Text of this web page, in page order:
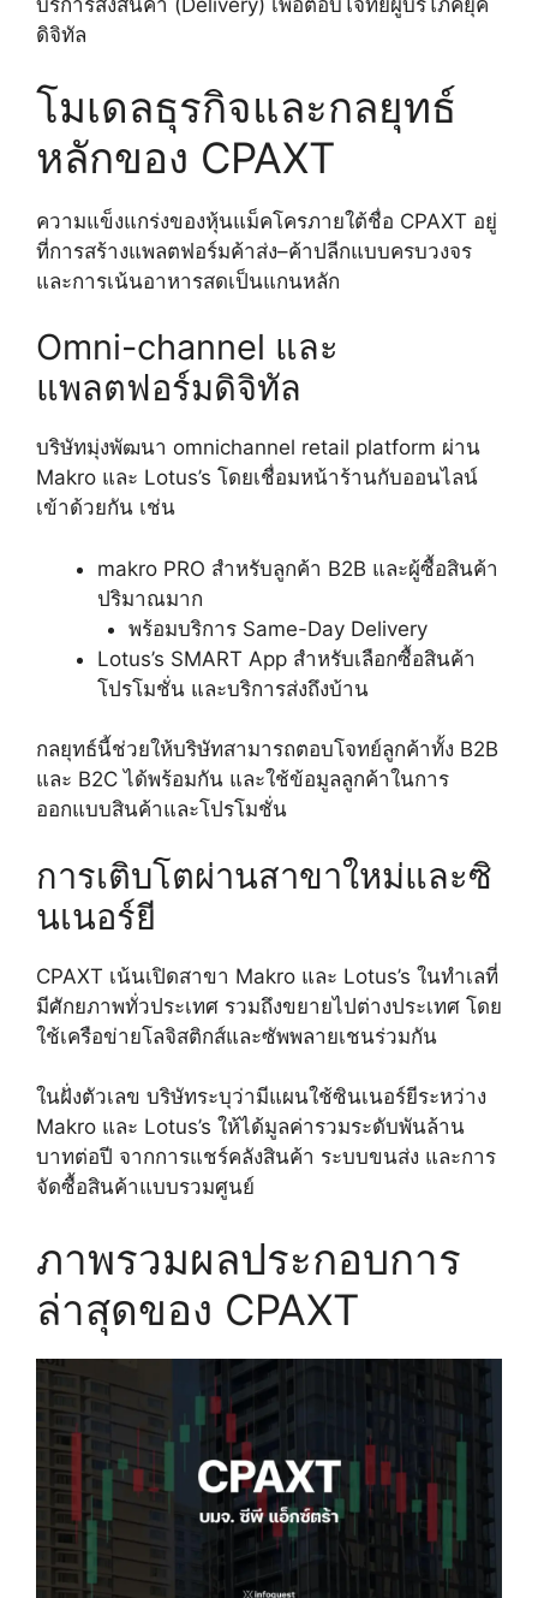
บริการส่งสินค้า (Delivery) เพื่อตอบโจทย์ผู้บริโภคยุค
ดิจิทัล
โมเดลธุรกิจและกลยุทธ์
หลักของ CPAXT
ความแข็งแกร่งของหุ้นแม็คโครภายใต้ชื่อ CPAXT อยู่
ที่การสร้างแพลตฟอร์มค้าส่ง–ค้าปลีกแบบครบวงจร
และการเน้นอาหารสดเป็นแกนหลัก
Omni-channel และ
แพลตฟอร์มดิจิทัล
บริษัทมุ่งพัฒนา omnichannel retail platform ผ่าน
Makro และ Lotus’s โดยเชื่อมหน้าร้านกับออนไลน์
เข้าด้วยกัน เช่น
makro PRO สำหรับลูกค้า B2B และผู้ซื้อสินค้า
ปริมาณมาก
พร้อมบริการ Same-Day Delivery
Lotus’s SMART App สำหรับเลือกซื้อสินค้า
โปรโมชั่น และบริการส่งถึงบ้าน
กลยุทธ์นี้ช่วยให้บริษัทสามารถตอบโจทย์ลูกค้าทั้ง B2B
และ B2C ได้พร้อมกัน และใช้ข้อมูลลูกค้าในการ
ออกแบบสินค้าและโปรโมชั่น
การเติบโตผ่านสาขาใหม่และซิ
นเนอร์ยี
CPAXT เน้นเปิดสาขา Makro และ Lotus’s ในทำเลที่
มีศักยภาพทั่วประเทศ รวมถึงขยายไปต่างประเทศ โดย
ใช้เครือข่ายโลจิสติกส์และซัพพลายเชนร่วมกัน
ในฝั่งตัวเลข บริษัทระบุว่ามีแผนใช้ซินเนอร์ยีระหว่าง
Makro และ Lotus’s ให้ได้มูลค่ารวมระดับพันล้าน
บาทต่อปี จากการแชร์คลังสินค้า ระบบขนส่ง และการ
จัดซื้อสินค้าแบบรวมศูนย์
ภาพรวมผลประกอบการ
ล่าสุดของ CPAXT